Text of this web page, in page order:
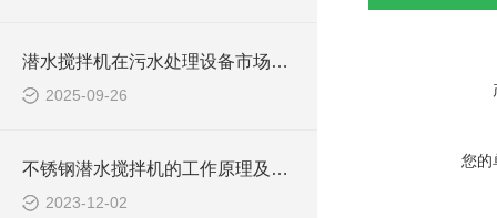
潜水搅拌机在污水处理设备市场的发展及产品优势
2025-09-26
不锈钢潜水搅拌机的工作原理及作用特点、CAD安装系统结构图
2023-12-02
您的